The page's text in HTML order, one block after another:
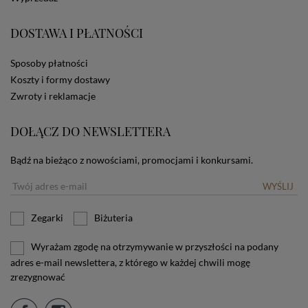
stosowanie plików cookies powinien zmienić
informacji o plikach cookies.
DOSTAWA I PŁATNOŚCI
Sposoby płatności
Koszty i formy dostawy
Zwroty i reklamacje
DOŁĄCZ DO NEWSLETTERA
Bądź na bieżąco z nowościami, promocjami i konkursami.
WYŚLIJ
Zegarki Biżuteria
Wyrażam zgodę na otrzymywanie w przyszłości na podany
adres e-mail newslettera, z którego w każdej chwili mogę
zrezygnować